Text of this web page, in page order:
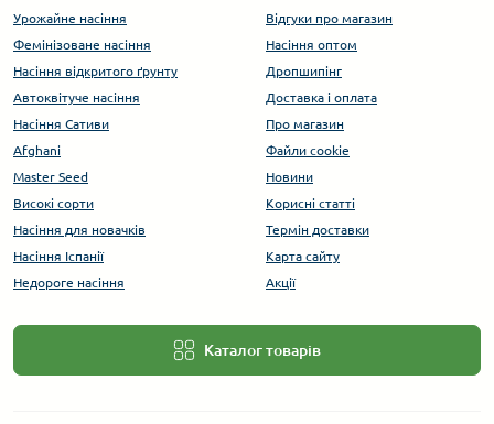
Урожайне насіння
Фемінізоване насіння
Насіння відкритого ґрунту
Автоквітуче насіння
Насіння Сативи
Afghani
Master Seed
Високі сорти
Насіння для новачків
Насіння Іспанії
Недороге насіння
Відгуки про магазин
Насіння оптом
Дропшипінг
Доставка і оплата
Про магазин
Файли cookie
Новини
Корисні статті
Термін доставки
Карта сайту
Акції
Каталог товарів